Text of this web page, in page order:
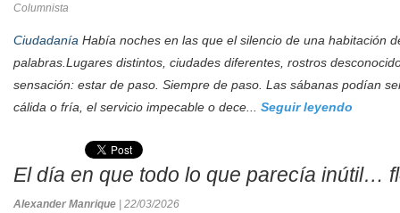
Columnista
Ciudadanía Había noches en las que el silencio de una habitación
palabras.Lugares distintos, ciudades diferentes, rostros
sensación: estar de paso. Siempre de paso. Las sábanas podían
cálida o fría, el servicio impecable o dece... Seguir leyendo
El día en que todo lo que parecía inútil…
Alexander Manrique
| 22/03/2026